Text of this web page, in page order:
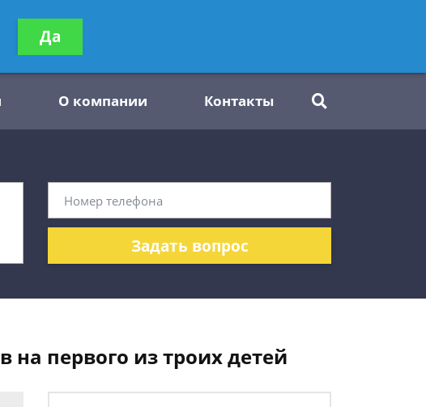
консультацию
бесплатно
О компании Контакты
Задать вопрос
первого из троих детей
Да